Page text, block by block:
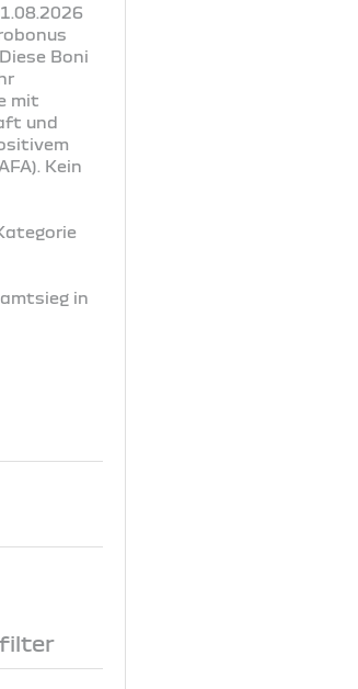
Boni
mit
und
Kein
in